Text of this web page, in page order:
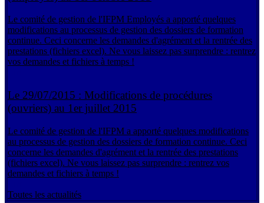
Le comité de gestion de l'IFPM Employés a apporté quelques
modifications au processus de gestion des dossiers de formation
continue. Ceci concerne les demandes d'agrément et la rentrée des
prestations (fichiers excel). Ne vous laissez pas surprendre : rentrez
vos demandes et fichiers à temps !
Le 29/07/2015 : Modifications de procédures
(ouvriers) au 1er juillet 2015
Le comité de gestion de l'IFPM a apporté quelques modifications
au processus de gestion des dossiers de formation continue. Ceci
concerne les demandes d'agrément et la rentrée des prestations
(fichiers excel). Ne vous laissez pas surprendre : rentrez vos
demandes et fichiers à temps !
Toutes les actualités